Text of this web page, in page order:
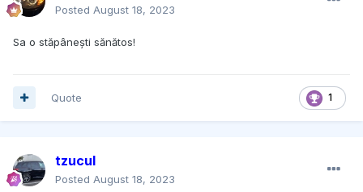
Posted August 18, 2023
Sa o stăpânești sănătos!
1
Quote
tzucul
Posted August 18, 2023